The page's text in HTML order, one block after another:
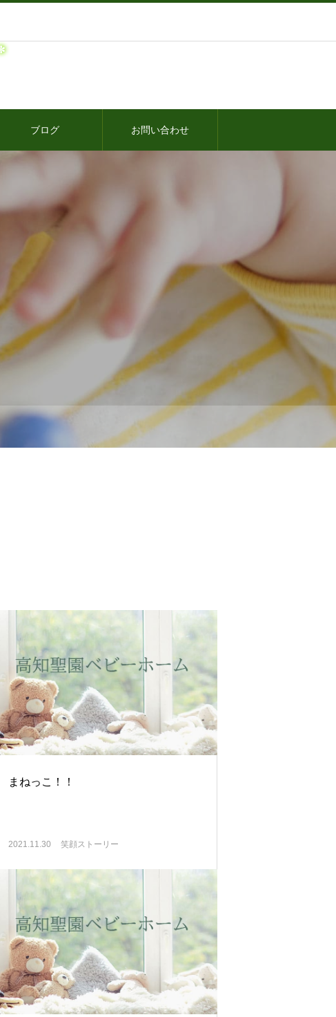
ブログ お問い合わせ
まねっこ！！
2021.11.30 笑顔ストーリー